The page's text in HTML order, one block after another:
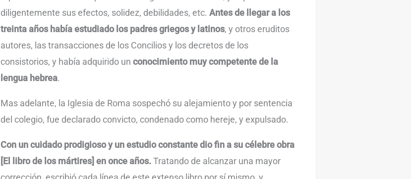
diligentemente sus efectos, solidez, debilidades, etc. Antes de llegar a los
treinta años había estudiado los padres griegos y latinos, y otros eruditos
autores, las transacciones de los Concilios y los decretos de los
consistorios, y había adquirido un conocimiento muy competente de la
lengua hebrea.
Mas adelante, la Iglesia de Roma sospechó su alejamiento y por sentencia
del colegio, fue declarado convicto, condenado como hereje, y expulsado.
Con un cuidado prodigioso y un estudio constante dio fin a su célebre obra
[El libro de los mártires] en once años.Tratando de alcanzar una mayor